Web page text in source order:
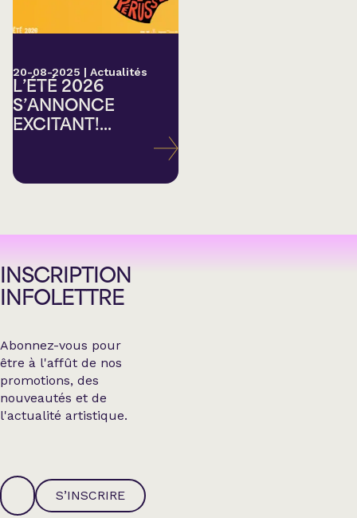
20-08-2025 | Actualités
L’ÉTÉ 2026
S’ANNONCE
EXCITANT!...
INSCRIPTION
INFOLETTRE
Abonnez-vous pour
être à l'affût de nos
promotions, des
nouveautés et de
l'actualité artistique.
S’INSCRIRE